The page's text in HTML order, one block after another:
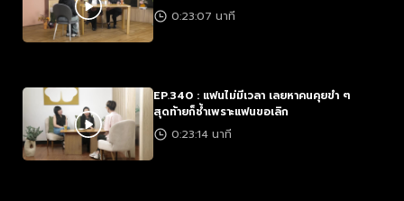
0:23:07 นาที
EP.340 : แฟนไม่มีเวลา เลยหาคนคุยขำ ๆ
สุดท้ายก็ช้ำเพราะแฟนขอเลิก
0:23:14 นาที